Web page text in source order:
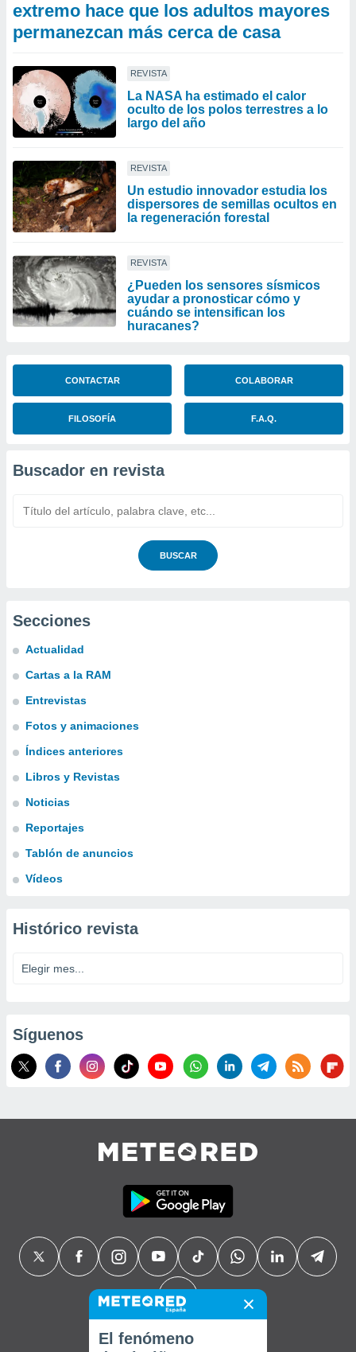
extremo hace que los adultos mayores
permanezcan más cerca de casa
REVISTA
La NASA ha estimado el calor
oculto de los polos terrestres a lo
largo del año
REVISTA
Un estudio innovador estudia los
dispersores de semillas ocultos en
la regeneración forestal
REVISTA
¿Pueden los sensores sísmicos
ayudar a pronosticar cómo y
cuándo se intensifican los
huracanes?
CONTACTAR COLABORAR
FILOSOFÍA F.A.Q.
Buscador en revista
BUSCAR
Secciones
Actualidad
Cartas a la RAM
Entrevistas
Fotos y animaciones
Índices anteriores
Libros y Revistas
Noticias
Reportajes
Tablón de anuncios
Vídeos
Histórico revista
Síguenos
El fenómeno